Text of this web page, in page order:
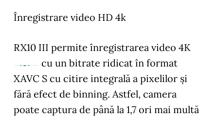
Înregistrare video HD 4k
RX10 III permite înregistrarea video 4K
cu un bitrate ridicat în format
XAVC S cu citire integrală a pixelilor și
fără efect de binning. Astfel, camera
poate captura de până la 1,7 ori mai multă